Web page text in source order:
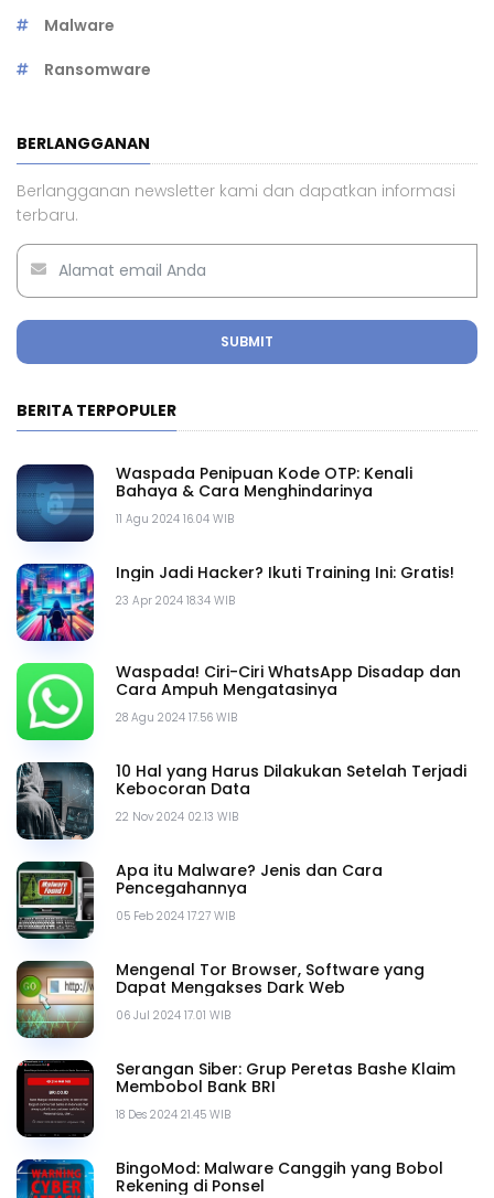
Malware
Ransomware
BERLANGGANAN
Berlangganan newsletter kami dan dapatkan informasi
terbaru.
SUBMIT
BERITA TERPOPULER
11 Agu 2024 16.04 WIB
Waspada Penipuan Kode OTP: Kenali
Bahaya & Cara Menghindarinya
23 Apr 2024 18.34 WIB
Ingin Jadi Hacker? Ikuti Training Ini: Gratis!
28 Agu 2024 17.56 WIB
Waspada! Ciri-Ciri WhatsApp Disadap dan
Cara Ampuh Mengatasinya
22 Nov 2024 02.13 WIB
10 Hal yang Harus Dilakukan Setelah Terjadi
Kebocoran Data
05 Feb 2024 17.27 WIB
Apa itu Malware? Jenis dan Cara
Pencegahannya
06 Jul 2024 17.01 WIB
Mengenal Tor Browser, Software yang
Dapat Mengakses Dark Web
18 Des 2024 21.45 WIB
Serangan Siber: Grup Peretas Bashe Klaim
Membobol Bank BRI
BingoMod: Malware Canggih yang Bobol
Rekening di Ponsel